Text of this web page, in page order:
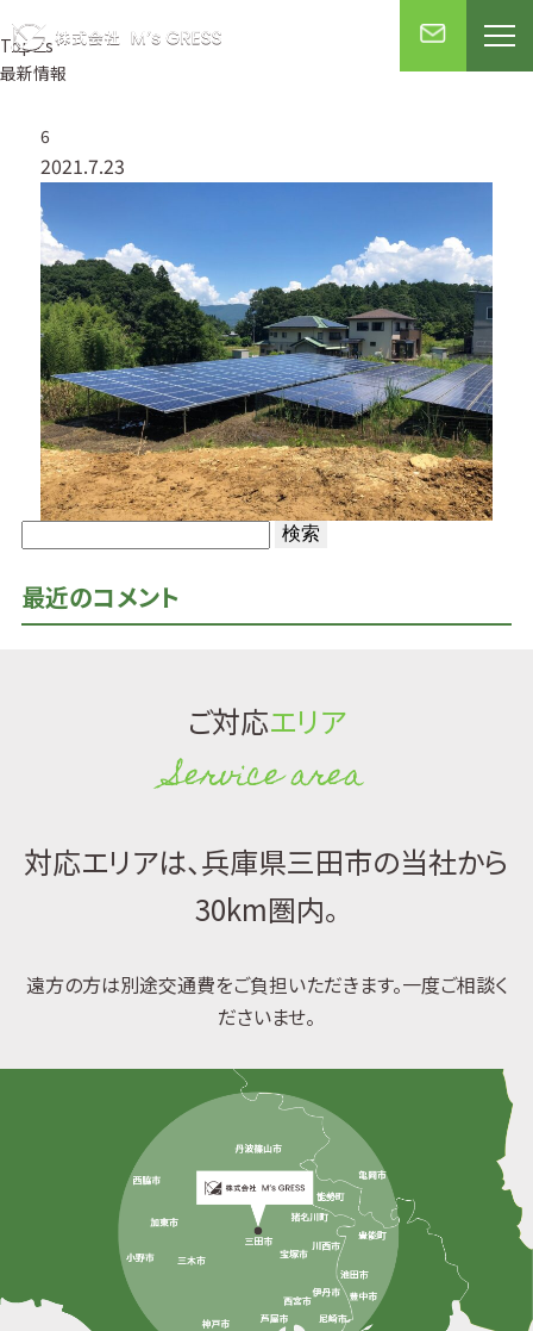
Topics
最新情報
最近のコメント
6
2021.7.23
ご対応エリア
Service area
対応エリアは、兵庫県三田市の当社から
30km圏内。
遠方の方は別途交通費をご負担いただきます。一度ご相談く
ださいませ。